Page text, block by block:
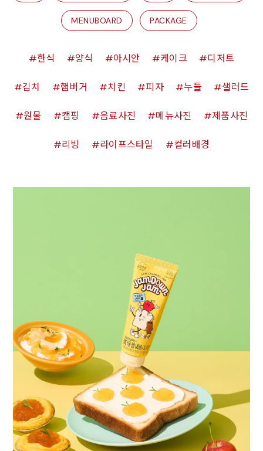
MENUBOARD PACKAGE
한식 양식 아시안 케이크 디저트
김치 햄버거 치킨 피자 누들 샐러드
원물 캠핑 음료사진 메뉴사진 제품사진
리빙 라이프스타일 컬러배경